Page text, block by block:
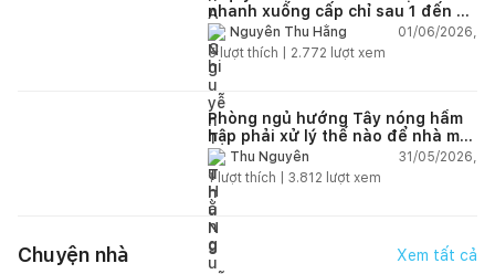
nhanh xuống cấp chỉ sau 1 đến 2
nămNguyễn Thu Hằng
01/06/2026,
5lượt thích | 2.772 lượt xem
Phòng ngủ hướng Tây nóng hầm
hập phải xử lý thế nào để nhà mát
hơn?Thu Nguyễn
31/05/2026,
1lượt thích | 3.812 lượt xem
Chuyện nhà Xem tất cả